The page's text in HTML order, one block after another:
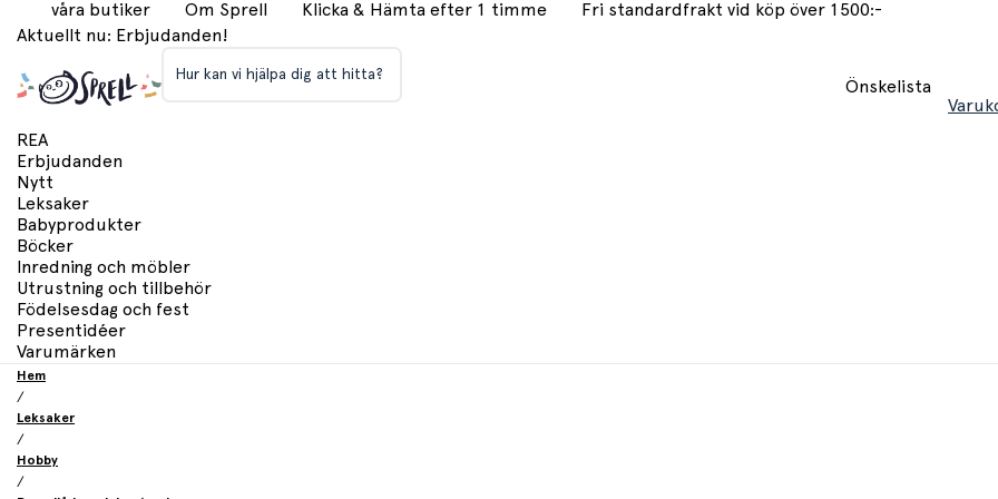
våra butiker Om Sprell Klicka & Hämta efter 1 timme
Fri standardfrakt vid köp över 1500:-
Aktuellt nu: Erbjudanden!
Hur kan vi hjälpa dig att hitta?
Önskelista
REA
Erbjudanden
Nytt
Leksaker
Babyprodukter
Böcker
Inredning och möbler
Utrustning och tillbehör
Födelsesdag och fest
Presentidéer
Varumärken
Hem
/
Leksaker
/
Hobby
/